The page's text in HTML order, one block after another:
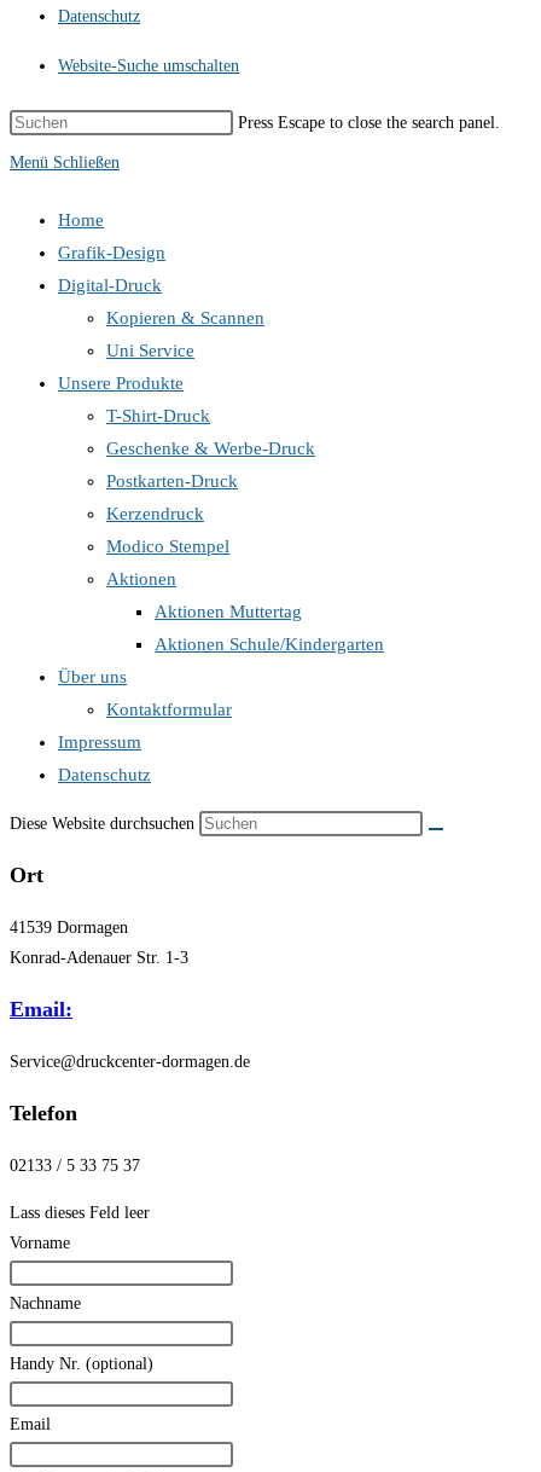
Datenschutz
Website-Suche umschalten
Press Escape to close the search panel.
Menü Schließen
Home
Grafik-Design
Digital-Druck
Kopieren & Scannen
Uni Service
Unsere Produkte
T-Shirt-Druck
Geschenke & Werbe-Druck
Postkarten-Druck
Kerzendruck
Modico Stempel
Aktionen
Aktionen Muttertag
Aktionen Schule/Kindergarten
Über uns
Kontaktformular
Impressum
Datenschutz
Diese Website durchsuchen
Ort
41539 Dormagen
Konrad-Adenauer Str. 1-3
Email:
Service@druckcenter-dormagen.de
Telefon
02133 / 5 33 75 37
Lass dieses Feld leer
Vorname
Nachname
Handy Nr. (optional)
Email